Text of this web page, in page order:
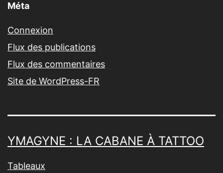
Méta
Connexion
Flux des publications
Flux des commentaires
Site de WordPress-FR
YMAGYNE : LA CABANE À TATTOO
Tableaux